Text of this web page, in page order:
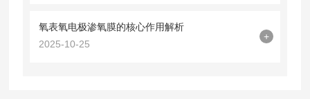
氧表氧电极渗氧膜的核心作用解析
2025-10-25
+